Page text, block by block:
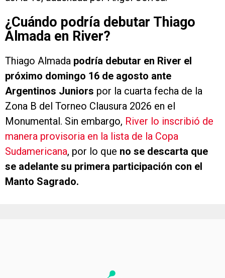
¿Cuándo podría debutar Thiago
Almada en River?
Thiago Almada podría debutar en River el
próximo domingo 16 de agosto ante
Argentinos Juniors por la cuarta fecha de la
Zona B del Torneo Clausura 2026 en el
Monumental. Sin embargo, River lo inscribió de
manera provisoria en la lista de la Copa
Sudamericana, por lo que no se descarta que
se adelante su primera participación con el
Manto Sagrado.